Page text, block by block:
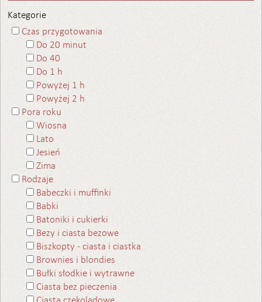
Kategorie
Czas przygotowania
Do 20 minut
Do 40
Do 1 h
Powyżej 1 h
Powyżej 2 h
Pora roku
Wiosna
Lato
Jesień
Zima
Rodzaje
Babeczki i muffinki
Babki
Batoniki i cukierki
Bezy i ciasta bezowe
Biszkopty - ciasta i ciastka
Brownies i blondies
Bułki słodkie i wytrawne
Ciasta bez pieczenia